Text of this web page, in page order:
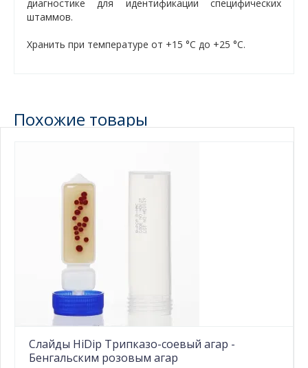
диагностике для идентификации специфических
штаммов.
Хранить при температуре от +15 °C до +25 °C.
Похожие товары
Слайды HiDip Трипказо-соевый агар -
Бенгальским розовым агар